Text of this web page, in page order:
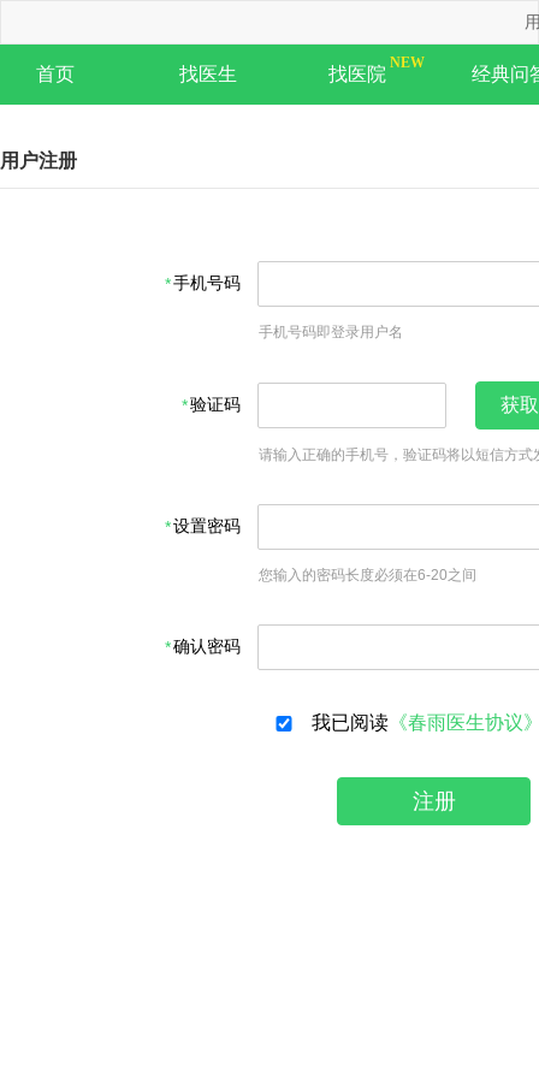
首页 找医生 找医院 经典问
用户注册
手机号码
手机号码即登录用户名
验证码 获
请输入正确的手机号，验证码将以短信方式
设置密码
您输入的密码长度必须在6-20之间
确认密码
我已阅读 《春雨医生协议
注册